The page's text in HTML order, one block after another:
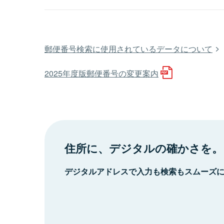
郵便番号検索に使用されているデータについて
2025年度版郵便番号の変更案内
住所に、デジタルの確かさを。
デジタルアドレスで入力も検索もスムーズ